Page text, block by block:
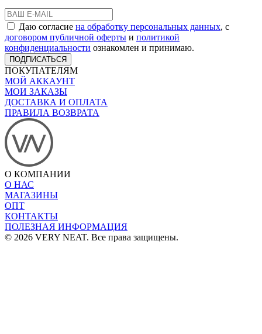
Даю согласие на обработку персональных данных, с
договором публичной оферты и политикой
конфиденциальности ознакомлен и принимаю.
ПОДПИСАТЬСЯ
ПОКУПАТЕЛЯМ
МОЙ АККАУНТ
МОИ ЗАКАЗЫ
ДОСТАВКА И ОПЛАТА
ПРАВИЛА ВОЗВРАТА
О КОМПАНИИ
О НАС
МАГАЗИНЫ
ОПТ
КОНТАКТЫ
ПОЛЕЗНАЯ ИНФОРМАЦИЯ
© 2026 VERY NEAT. Все права защищены.